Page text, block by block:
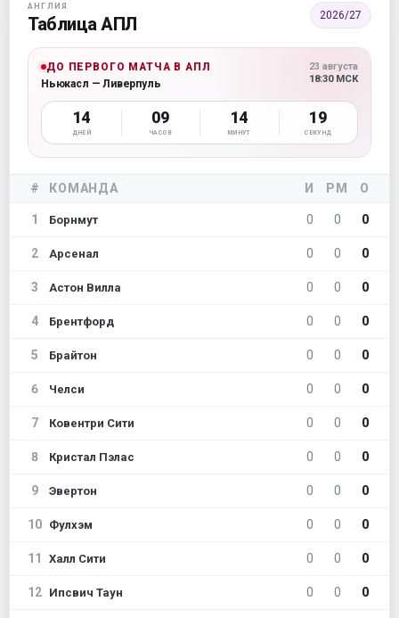
АНГЛИЯ
Таблица АПЛ 2026/27
ДО ПЕРВОГО МАТЧА В АПЛ
Ньюкасл — Ливерпуль
23 августа
18:30 МСК
14
ДНЕЙ
09
ЧАСОВ
14
МИНУТ
18
СЕКУНД
# КОМАНДА И РМ О
1 Борнмут 0 0 0
2 Арсенал 0 0 0
3 Астон Вилла 0 0 0
4 Брентфорд 0 0 0
5 Брайтон 0 0 0
6 Челси 0 0 0
7 Ковентри Сити 0 0 0
8 Кристал Пэлас 0 0 0
9 Эвертон 0 0 0
10 Фулхэм 0 0 0
11 Халл Сити 0 0 0
12 Ипсвич Таун 0 0 0